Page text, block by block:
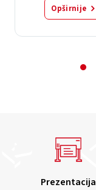
Opširnije
Prezentacija